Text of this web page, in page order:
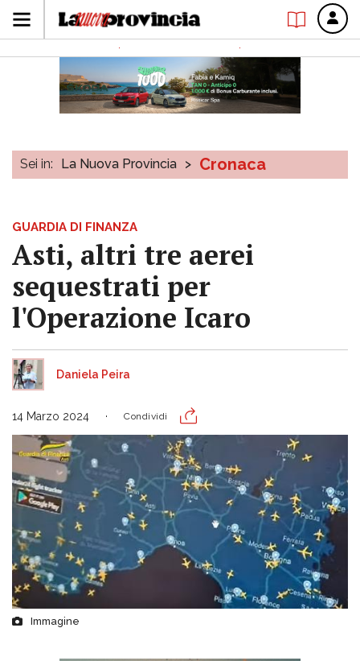
Sei in: La Nuova Provincia > Cronaca
GUARDIA DI FINANZA
Asti, altri tre aerei
sequestrati per
l'Operazione Icaro
Daniela Peira
14 Marzo 2024 Condividi
Immagine